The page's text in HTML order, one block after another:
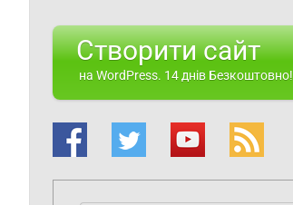
Створити сайт
на WordPress. 14 днів Безкоштовно!